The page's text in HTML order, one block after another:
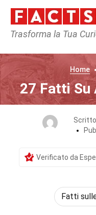
Trasforma la Tua
Home
27 Fatti Su
Scritto
Verificato da
Fatti